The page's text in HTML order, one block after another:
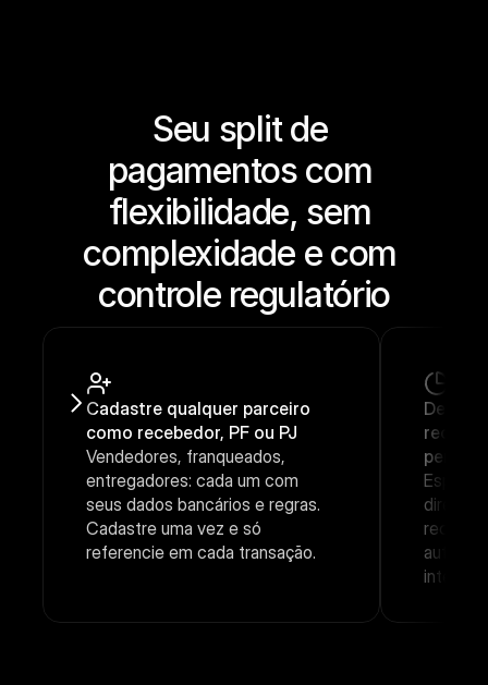
Seu split de
pagamentos com
flexibilidade, sem
complexidade e com
controle regulatório
Cadastre qualquer parceiro
como recebedor, PF ou PJ
Vendedores, franqueados,
entregadores: cada um com
seus dados bancários e regras.
Cadastre uma vez e só
referencie em cada transação.
Defina
direto
recebe